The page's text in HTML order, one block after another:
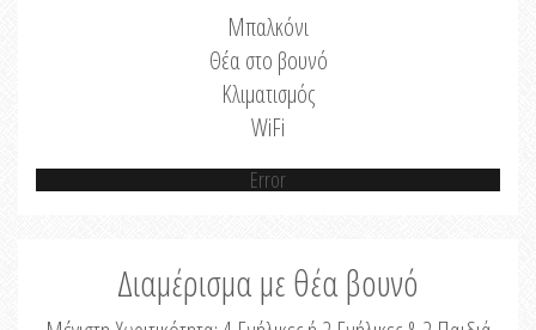
Μπαλκόνι
Θέα στο βουνό
Κλιματισμός
WiFi
Error
Διαμέρισμα με θέα βουνό